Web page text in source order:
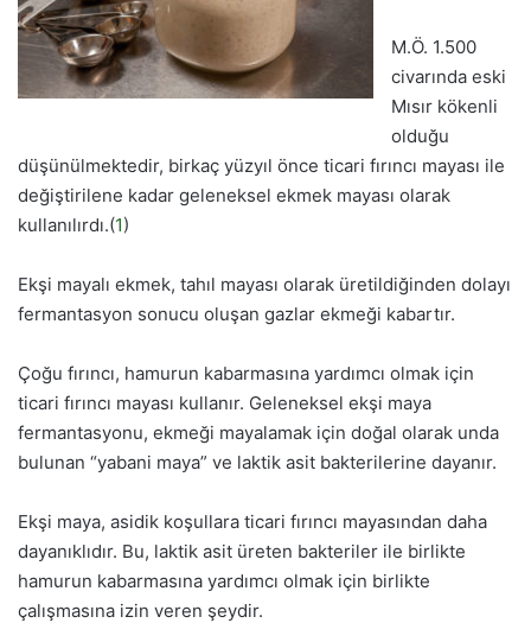
M.Ö. 1.500
civarında eski
Mısır kökenli
olduğu
düşünülmektedir, birkaç yüzyıl önce ticari fırıncı mayası ile
değiştirilene kadar geleneksel ekmek mayası olarak
kullanılırdı.(1)
Ekşi mayalı ekmek, tahıl mayası olarak üretildiğinden dolayı
fermantasyon sonucu oluşan gazlar ekmeği kabartır.
Çoğu fırıncı, hamurun kabarmasına yardımcı olmak için
ticari fırıncı mayası kullanır. Geleneksel ekşi maya
fermantasyonu, ekmeği mayalamak için doğal olarak unda
bulunan “yabani maya” ve laktik asit bakterilerine dayanır.
Ekşi maya, asidik koşullara ticari fırıncı mayasından daha
dayanıklıdır. Bu, laktik asit üreten bakteriler ile birlikte
hamurun kabarmasına yardımcı olmak için birlikte
çalışmasına izin veren şeydir.